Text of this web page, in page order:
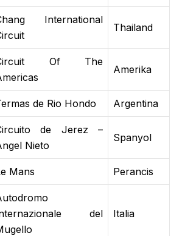
International
Thailand
Of The
Amerika
de Rio Hondo Argentina
de Jerez –
Nieto
Spanyol
Mans Perancis
del
Italia